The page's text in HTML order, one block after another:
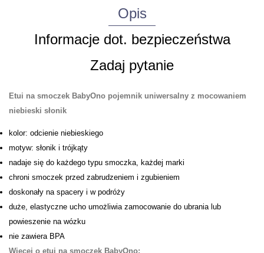
Opis
Informacje dot. bezpieczeństwa
Zadaj pytanie
Etui na smoczek BabyOno pojemnik uniwersalny z mocowaniem
niebieski słonik
kolor: odcienie niebieskiego
motyw: słonik i trójkąty
nadaje się do każdego typu smoczka, każdej marki
chroni smoczek przed zabrudzeniem i zgubieniem
doskonały na spacery i w podróży
duże, elastyczne ucho umożliwia zamocowanie do ubrania lub
powieszenie na wózku
nie zawiera BPA
Więcej o etui na smoczek BabyOno: